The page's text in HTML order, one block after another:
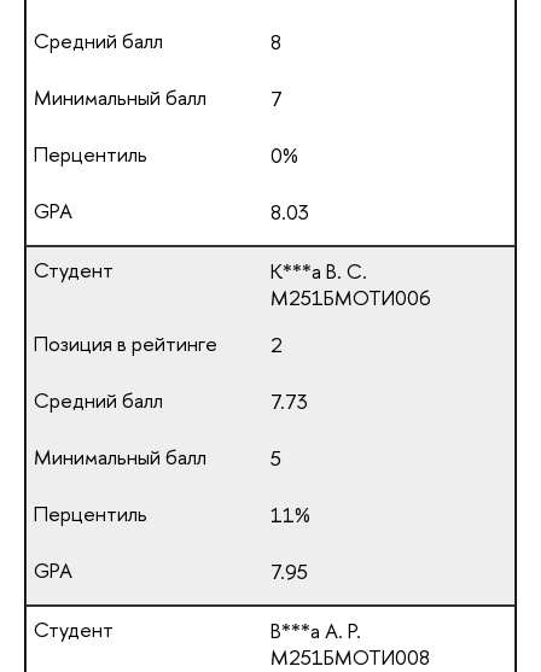
8
7
0%
8.03
К***а В. С.
М251БМОТИ006
2
7.73
5
11%
7.95
В***а А. Р.
М251БМОТИ008